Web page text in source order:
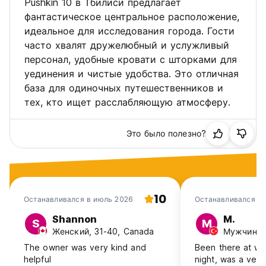
Pushkin 10 в Тбилиси предлагает
фантастическое центральное расположение,
идеальное для исследования города. Гости
часто хвалят дружелюбный и услужливый
персонал, удобные кровати с шторками для
уединения и чистые удобства. Это отличная
база для одиночных путешественников и
тех, кто ищет расслабляющую атмосферу.
Это было полезно?
Останавливался в июль 2026 10
S Shannon
Женский, 31-40, Canada
The owner was very kind and
helpful
Останавливался
M M.
Мужчина,
Been there at
night, was a